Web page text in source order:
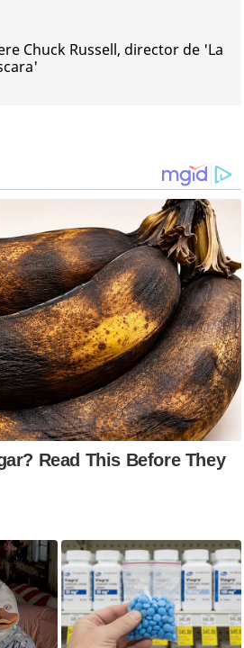
Chuck Russell, director de 'La